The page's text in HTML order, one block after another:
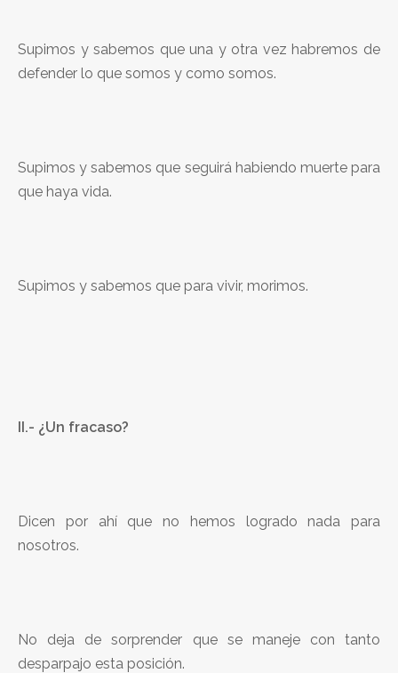
Supimos y sabemos que una y otra vez habremos de
defender lo que somos y como somos.
Supimos y sabemos que seguirá habiendo muerte para
que haya vida.
Supimos y sabemos que para vivir, morimos.
II.- ¿Un fracaso?
Dicen por ahí que no hemos logrado nada para
nosotros.
No deja de sorprender que se maneje con tanto
desparpajo esta posición.